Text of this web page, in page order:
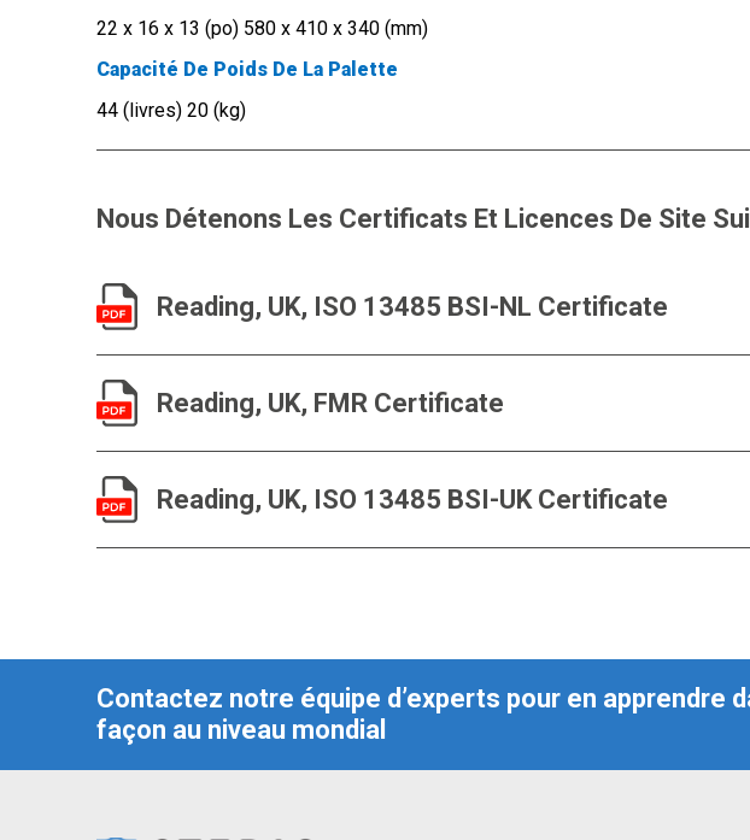
22 x 16 x 13 (po) 580 x 410 x 340 (mm)
Capacité De Poids De La Palette
44 (livres) 20 (kg)
Nous Détenons Les Certificats Et Licences De Site
Reading, UK, ISO 13485 BSI-NL Certificate
Reading, UK, FMR Certificate
Reading, UK, ISO 13485 BSI-UK Certificate
Contactez notre équipe d’experts pour en apprendre
façon au niveau mondial